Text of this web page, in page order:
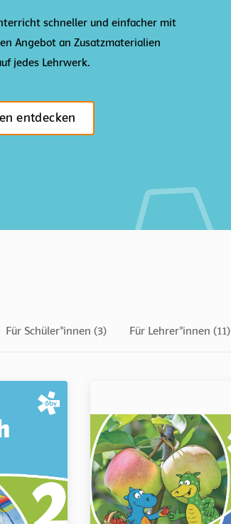
schneller und einfacher mit
Angebot an Zusatzmaterialien
jedes Lehrwerk.
entdecken
Für Schüler*innen (3) Für Lehrer*innen (11)